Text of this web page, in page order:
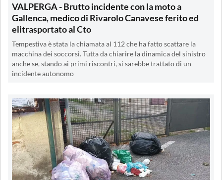
VALPERGA - Brutto incidente con la moto a
Gallenca, medico di Rivarolo Canavese ferito ed
elitrasportato al Cto
Tempestiva è stata la chiamata al 112 che ha fatto scattare la
macchina dei soccorsi. Tutta da chiarire la dinamica del sinistro
anche se, stando ai primi riscontri, si sarebbe trattato di un
incidente autonomo